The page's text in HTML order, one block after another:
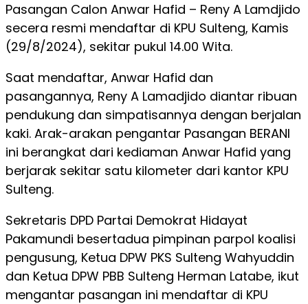
Pasangan Calon Anwar Hafid – Reny A Lamdjido
secera resmi mendaftar di KPU Sulteng, Kamis
(29/8/2024), sekitar pukul 14.00 Wita.
Saat mendaftar, Anwar Hafid dan
pasangannya, Reny A Lamadjido diantar ribuan
pendukung dan simpatisannya dengan berjalan
kaki. Arak-arakan pengantar Pasangan BERANI
ini berangkat dari kediaman Anwar Hafid yang
berjarak sekitar satu kilometer dari kantor KPU
Sulteng.
Sekretaris DPD Partai Demokrat Hidayat
Pakamundi besertadua pimpinan parpol koalisi
pengusung, Ketua DPW PKS Sulteng Wahyuddin
dan Ketua DPW PBB Sulteng Herman Latabe, ikut
mengantar pasangan ini mendaftar di KPU